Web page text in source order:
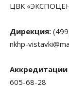
ЦВК
Дирекция:
nkhp-
605-68-28